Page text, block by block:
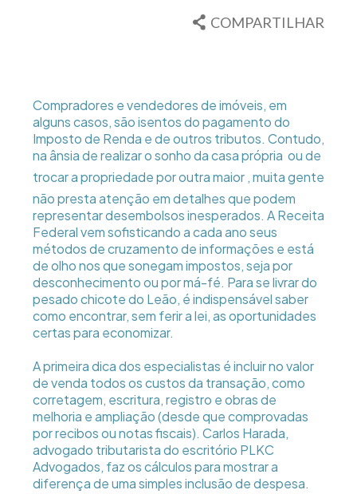
COMPARTILHAR
Compradores e vendedores de imóveis, em
alguns casos, são isentos do pagamento do
Imposto de Renda e de outros tributos. Contudo,
na ânsia de realizar o sonho da casa própria  ou de
trocar a propriedade por outra maior , muita gente
não presta atenção em detalhes que podem
representar desembolsos inesperados. A Receita
Federal vem sofisticando a cada ano seus
métodos de cruzamento de informações e está
de olho nos que sonegam impostos, seja por
desconhecimento ou por má-fé. Para se livrar do
pesado chicote do Leão, é indispensável saber
como encontrar, sem ferir a lei, as oportunidades
certas para economizar.
A primeira dica dos especialistas é incluir no valor
de venda todos os custos da transação, como
corretagem, escritura, registro e obras de
melhoria e ampliação (desde que comprovadas
por recibos ou notas fiscais). Carlos Harada,
advogado tributarista do escritório PLKC
Advogados, faz os cálculos para mostrar a
diferença de uma simples inclusão de despesa.